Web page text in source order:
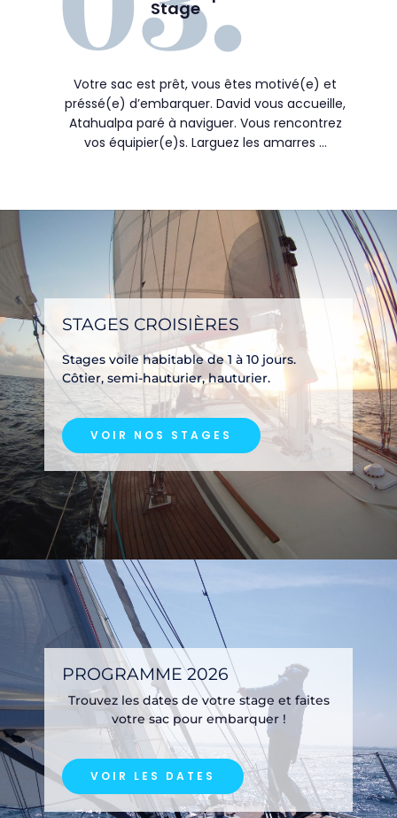
Stage
Votre sac est prêt, vous êtes motivé(e) et
préssé(e) d’embarquer. David vous accueille,
Atahualpa paré à naviguer. Vous rencontrez
vos équipier(e)s. Larguez les amarres …
PROGRAMME 2026
Trouvez les dates de votre stage et faites
votre sac pour embarquer !
VOIR LES DATES
STAGES CROISIÈRES
Stages voile habitable de 1 à 10 jours.
Côtier, semi-hauturier, hauturier.
VOIR NOS STAGES